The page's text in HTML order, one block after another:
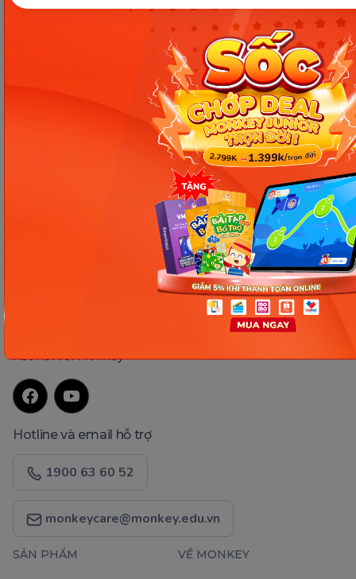
Giấy phép ĐKKD số 0106651756 do Sở Kế hoạch và Đầu tư TP Hà Nội cấp
ngày 01/10/2014, thay đổi lần thứ 3 ngày 13/11/2020
Trụ sở chính: Tầng 3, tòa nhà G4 và G5, dự án Five Star Garden, số 2 Kim
Giang, phường Khương Đình, TP. Hà Nội
Người đại diện pháp luật: Ông Nguyễn Hoàng Anh - Giám đốc điều hành
Kết nối với Monkey
Hotline và email hỗ trợ
1900 63 60 52
monkeycare@monkey.edu.vn
SẢN PHẨM VỀ MONKEY